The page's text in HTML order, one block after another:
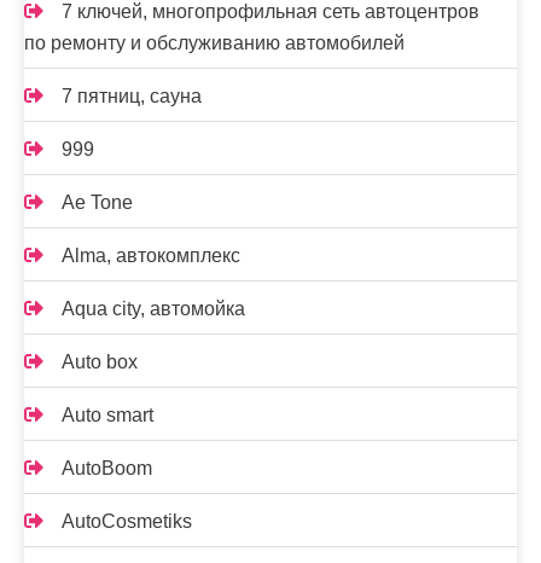
7 ключей, многопрофильная сеть автоцентров
по ремонту и обслуживанию автомобилей
7 пятниц, сауна
999
Ae Tone
Alma, автокомплекс
Aqua city, автомойка
Auto box
Auto smart
AutoBoom
AutoCosmetiks